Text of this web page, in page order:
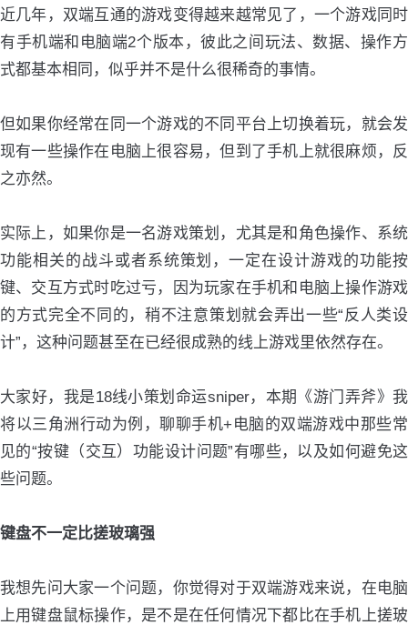
近几年，双端互通的游戏变得越来越常见了，一个游戏同时
有手机端和电脑端2个版本，彼此之间玩法、数据、操作方
式都基本相同，似乎并不是什么很稀奇的事情。
但如果你经常在同一个游戏的不同平台上切换着玩，就会发
现有一些操作在电脑上很容易，但到了手机上就很麻烦，反
之亦然。
实际上，如果你是一名游戏策划，尤其是和角色操作、系统
功能相关的战斗或者系统策划，一定在设计游戏的功能按
键、交互方式时吃过亏，因为玩家在手机和电脑上操作游戏
的方式完全不同的，稍不注意策划就会弄出一些“反人类设
计”，这种问题甚至在已经很成熟的线上游戏里依然存在。
大家好，我是18线小策划命运sniper，本期《游门弄斧》我
将以三角洲行动为例，聊聊手机+电脑的双端游戏中那些常
见的“按键（交互）功能设计问题”有哪些，以及如何避免这
些问题。
键盘不一定比搓玻璃强
我想先问大家一个问题，你觉得对于双端游戏来说，在电脑
上用键盘鼠标操作，是不是在任何情况下都比在手机上搓玻